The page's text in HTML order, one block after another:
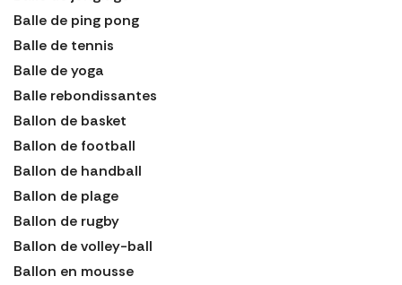
Balle de ping pong
Balle de tennis
Balle de yoga
Balle rebondissantes
Ballon de basket
Ballon de football
Ballon de handball
Ballon de plage
Ballon de rugby
Ballon de volley-ball
Ballon en mousse